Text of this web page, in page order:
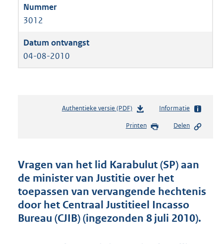
3012
04-08-2010
Authentieke versie (PDF)b
s
n
d
s
g
r
o
Informatie
Printen Delen
Vragen van het lid Karabulut (SP) aan
de minister van Justitie over het
toepassen van vervangende hechtenis
door het Centraal Justitieel Incasso
Bureau (CJIB) (ingezonden 8 juli 2010).